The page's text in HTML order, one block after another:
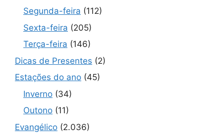
Segunda-feira (112)
Sexta-feira (205)
Terça-feira (146)
Dicas de Presentes (2)
Estações do ano (45)
Inverno (34)
Outono (11)
Evangélico (2.036)